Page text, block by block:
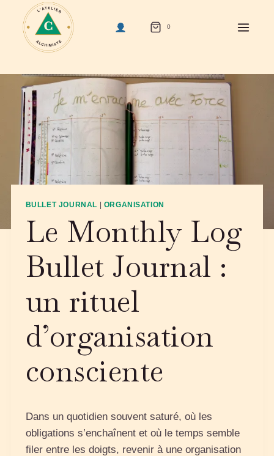
contenu
0
BULLET JOURNAL | ORGANISATION
Le Monthly Log
Bullet Journal :
un rituel
d’organisation
consciente
Dans un quotidien souvent saturé, où les
obligations s’enchaînent et où le temps semble
filer entre les doigts, revenir à une organisation